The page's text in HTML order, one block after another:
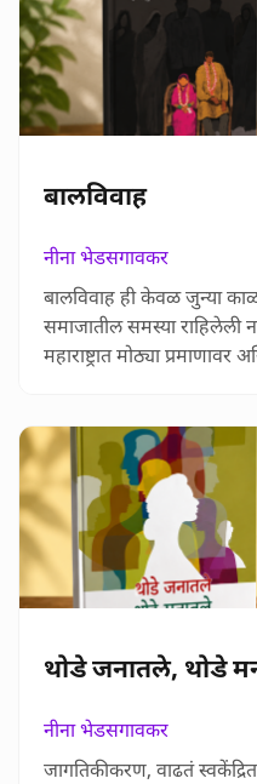
बालविवाह
नीना भेडसगावकर
बालविवाह ही केवळ जुन्या
समाजातील समस्या
महाराष्ट्रात मोठ्या
भेडसगावकर यांनी लिहिलेल्या
झोपडवस्त्या, गरिबी,
सुरक्षिततेची भ…
थोडे जनातले, थोडे
नीना भेडसगावकर
जागतिकीकरण, वाढतं